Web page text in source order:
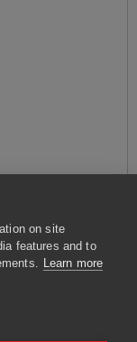
on site
features and to
Learn more